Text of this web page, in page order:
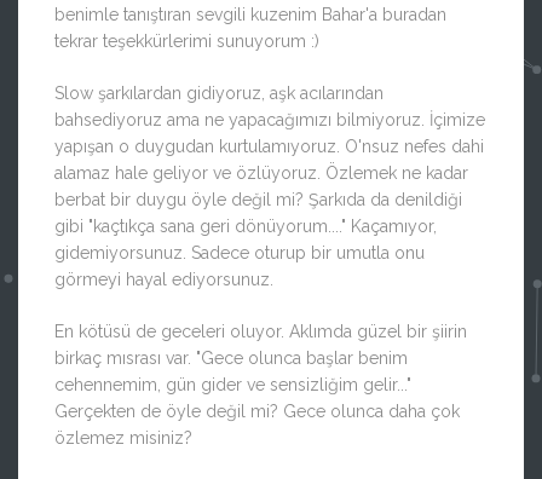
benimle tanıştıran sevgili kuzenim Bahar'a buradan
tekrar teşekkürlerimi sunuyorum :)
Slow şarkılardan gidiyoruz, aşk acılarından
bahsediyoruz ama ne yapacağımızı bilmiyoruz. İçimize
yapışan o duygudan kurtulamıyoruz. O'nsuz nefes dahi
alamaz hale geliyor ve özlüyoruz. Özlemek ne kadar
berbat bir duygu öyle değil mi? Şarkıda da denildiği
gibi "kaçtıkça sana geri dönüyorum...." Kaçamıyor,
gidemiyorsunuz. Sadece oturup bir umutla onu
görmeyi hayal ediyorsunuz.
En kötüsü de geceleri oluyor. Aklımda güzel bir şiirin
birkaç mısrası var. "Gece olunca başlar benim
cehennemim, gün gider ve sensizliğim gelir..."
Gerçekten de öyle değil mi? Gece olunca daha çok
özlemez misiniz?